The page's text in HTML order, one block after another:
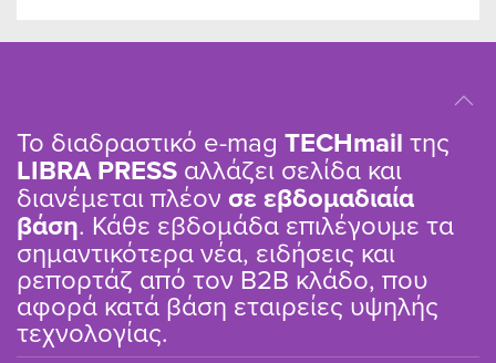
Το διαδραστικό e-mag TΕCHmail της
LIBRA PRESS αλλάζει σελίδα και
διανέμεται πλέον σε εβδομαδιαία
βάση. Κάθε εβδομάδα επιλέγουμε τα
σημαντικότερα νέα, ειδήσεις και
ρεπορτάζ από τον B2B κλάδο, που
αφορά κατά βάση εταιρείες υψηλής
τεχνολογίας.